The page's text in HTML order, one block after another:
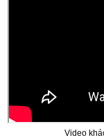
Video